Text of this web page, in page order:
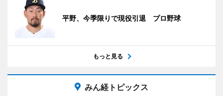
平野、今季限りで現役引退 プロ野球
もっと見る
みん経トピックス